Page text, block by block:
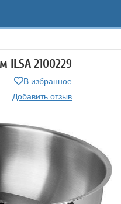
ILSA 2100229
В избранное
Добавить отзыв